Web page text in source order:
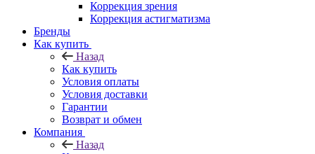
Коррекция зрения
Коррекция астигматизма
Бренды
Как купить
Назад
Как купить
Условия оплаты
Условия доставки
Гарантии
Возврат и обмен
Компания
Назад